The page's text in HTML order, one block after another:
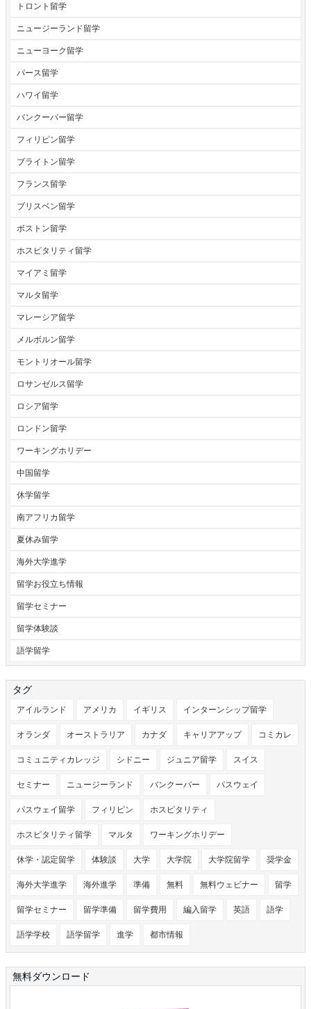
トロント留学
ニュージーランド留学
ニューヨーク留学
パース留学
ハワイ留学
バンクーバー留学
フィリピン留学
ブライトン留学
フランス留学
ブリスベン留学
ボストン留学
ホスピタリティ留学
マイアミ留学
マルタ留学
マレーシア留学
メルボルン留学
モントリオール留学
ロサンゼルス留学
ロシア留学
ロンドン留学
ワーキングホリデー
中国留学
休学留学
南アフリカ留学
夏休み留学
海外大学進学
留学お役立ち情報
留学セミナー
留学体験談
語学留学
タグ
アイルランド アメリカ イギリス インターンシップ留学
オランダ オーストラリア カナダ キャリアアップ コミカレ
コミュニティカレッジ シドニー ジュニア留学 スイス
セミナー ニュージーランド バンクーバー パスウェイ
パスウェイ留学 フィリピン ホスピタリティ
ホスピタリティ留学 マルタ ワーキングホリデー
休学・認定留学 体験談 大学 大学院 大学院留学 奨学金
海外大学進学 海外進学 準備 無料 無料ウェビナー 留学
留学セミナー 留学準備 留学費用 編入留学 英語 語学
語学学校 語学留学 進学 都市情報
無料ダウンロード